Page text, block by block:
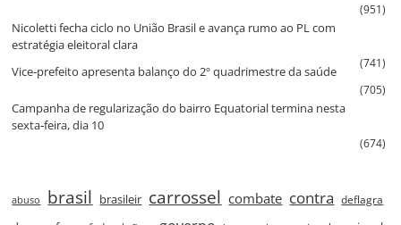
(951)
Nicoletti fecha ciclo no União Brasil e avança rumo ao PL com
estratégia eleitoral clara
(741)
Vice‑prefeito apresenta balanço do 2º quadrimestre da saúde
(705)
Campanha de regularização do bairro Equatorial termina nesta
sexta‑feira, dia 10
(674)
abuso brasil brasileir carrossel combate contra deflagra